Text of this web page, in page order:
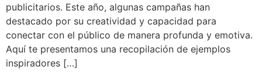
publicitarios. Este año, algunas campañas han
destacado por su creatividad y capacidad para
conectar con el público de manera profunda y emotiva.
Aquí te presentamos una recopilación de ejemplos
inspiradores […]